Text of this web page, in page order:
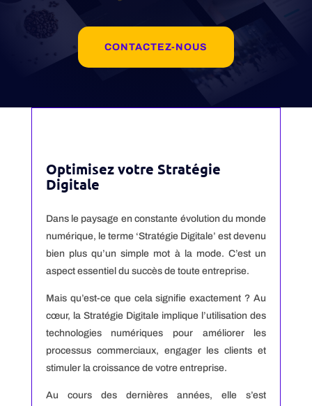
CONTACTEZ-NOUS
Optimisez votre Stratégie
Digitale
Dans le paysage en constante évolution du monde
numérique, le terme ‘Stratégie Digitale’ est devenu
bien plus qu’un simple mot à la mode. C’est un
aspect essentiel du succès de toute entreprise.
Mais qu’est-ce que cela signifie exactement ? Au
cœur, la Stratégie Digitale implique l’utilisation des
technologies numériques pour améliorer les
processus commerciaux, engager les clients et
stimuler la croissance de votre entreprise.
Au cours des dernières années, elle s’est